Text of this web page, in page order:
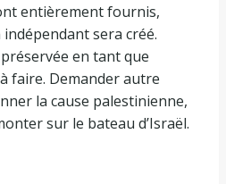
entièrement fournis,
sera créé.
en tant que
faire. Demander autre
la cause palestinienne,
sur le bateau d’Israël.